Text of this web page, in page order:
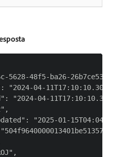
5628-48f5-ba26-
"2024-04-
"2024-04-
"2025-01-